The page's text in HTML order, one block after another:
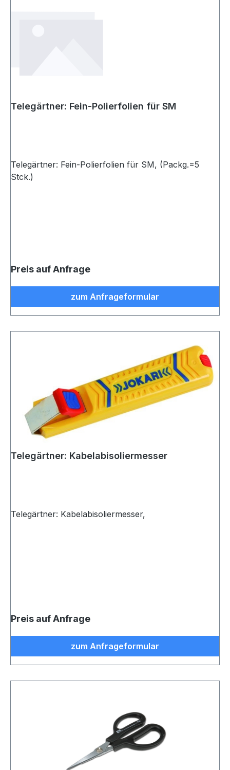
Telegärtner: Fein-Polierfolien für SM
Telegärtner: Fein-Polierfolien für SM, (Packg.=5
Stck.)
Preis auf Anfrage
zum Anfrageformular
Telegärtner: Kabelabisoliermesser
Telegärtner: Kabelabisoliermesser,
Preis auf Anfrage
zum Anfrageformular